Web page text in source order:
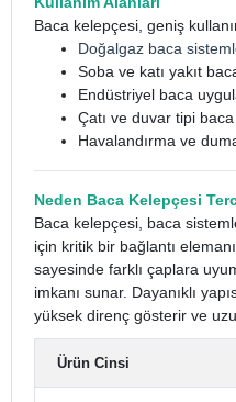
Baca kelepçesi, geniş
Doğalgaz baca
Soba ve katı yakıt
Endüstriyel baca
Çatı ve duvar tipi
Havalandırma ve
Neden Baca Kelepçesi
Baca kelepçesi, baca
için kritik bir bağlantı
sayesinde farklı çaplara
imkanı sunar. Dayanıklı
yüksek direnç gösterir ve
Ürün Cinsi